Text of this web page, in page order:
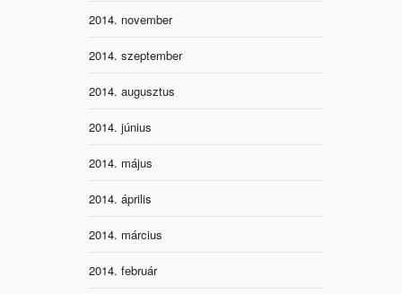
2014. november
2014. szeptember
2014. augusztus
2014. június
2014. május
2014. április
2014. március
2014. február